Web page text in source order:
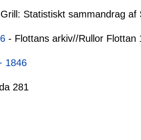
Statistiskt sammandrag af
- Flottans arkiv//Rullor Flottan
1846
281